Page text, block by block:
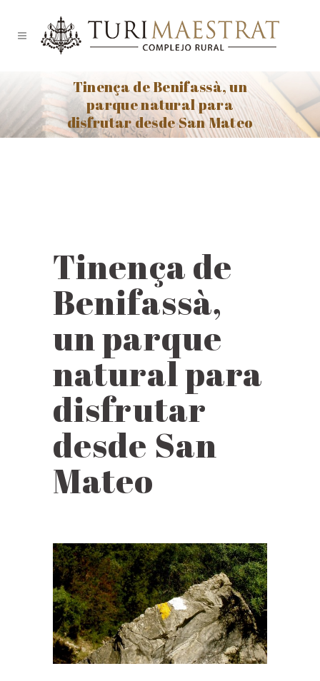
Tinença de Benifassà, un
parque natural para
disfrutar desde San Mateo
Tinença de
Benifassà,
un parque
natural para
disfrutar
desde San
Mateo